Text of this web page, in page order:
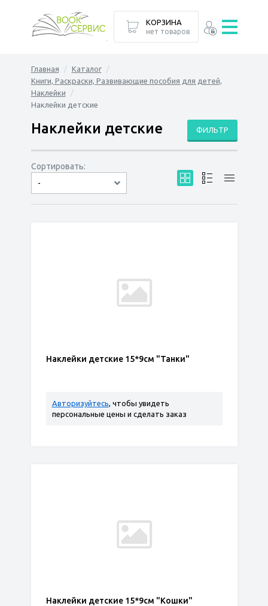
Главная
Каталог
Книги, Раскраски, Развивающие пособия для детей,
Наклейки
Наклейки детские
ФИЛЬТР
Наклейки детские
Сортировать:
-
по дате
по популярности
сначала дешёвые
сначала дорогие
Наклейки детские 15*9см "Танки"
Авторизуйтесь, чтобы увидеть
персональные цены и сделать заказ
Наклейки детские 15*9см "Кошки"
КОРЗИНА
нет товаров